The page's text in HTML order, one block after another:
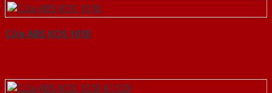
Cửa ABS KOS 101E